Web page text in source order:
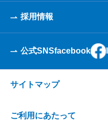
採用情報
公式SNSfacebook
サイトマップ
ご利用にあたって